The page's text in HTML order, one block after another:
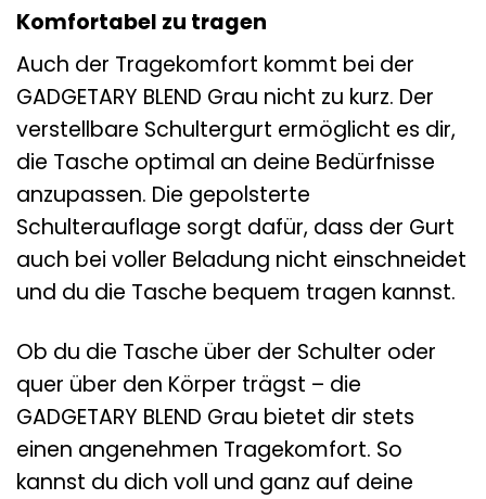
Komfortabel zu tragen
Auch der Tragekomfort kommt bei der
GADGETARY BLEND Grau nicht zu kurz. Der
verstellbare Schultergurt ermöglicht es dir,
die Tasche optimal an deine Bedürfnisse
anzupassen. Die gepolsterte
Schulterauflage sorgt dafür, dass der Gurt
auch bei voller Beladung nicht einschneidet
und du die Tasche bequem tragen kannst.
Ob du die Tasche über der Schulter oder
quer über den Körper trägst – die
GADGETARY BLEND Grau bietet dir stets
einen angenehmen Tragekomfort. So
kannst du dich voll und ganz auf deine